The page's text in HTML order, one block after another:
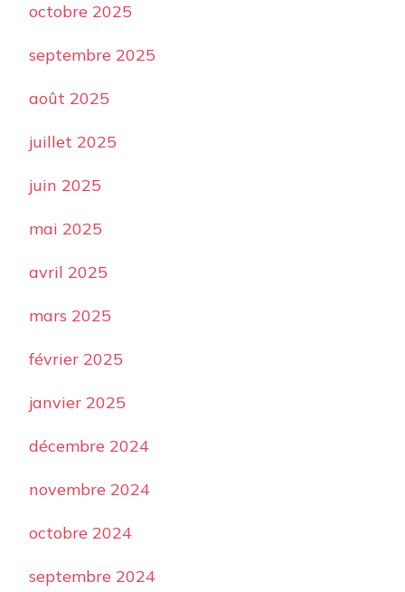
octobre 2025
septembre 2025
août 2025
juillet 2025
juin 2025
mai 2025
avril 2025
mars 2025
février 2025
janvier 2025
décembre 2024
novembre 2024
octobre 2024
septembre 2024